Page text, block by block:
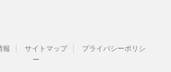
報 サイトマップ
プライバシーポリシ
ー